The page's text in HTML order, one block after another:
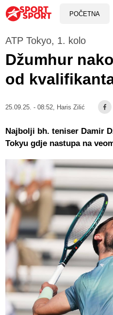
POČETNA
ATP Tokyo, 1. kolo
Džumhur
od
25.09.25. - 08:52, Haris Zilić
Najbolji bh. teniser Damir
Tokyu gdje nastupa na